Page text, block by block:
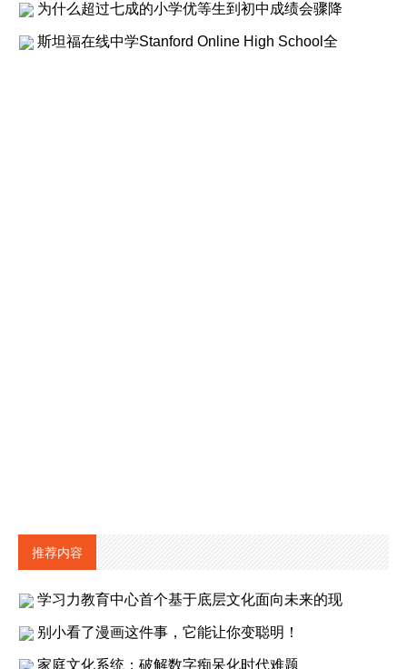
为什么超过七成的小学优等生到初中成绩会骤降
斯坦福在线中学Stanford Online High School全
推荐内容
学习力教育中心首个基于底层文化面向未来的现
别小看了漫画这件事，它能让你变聪明！
家庭文化系统：破解数字痴呆化时代难题